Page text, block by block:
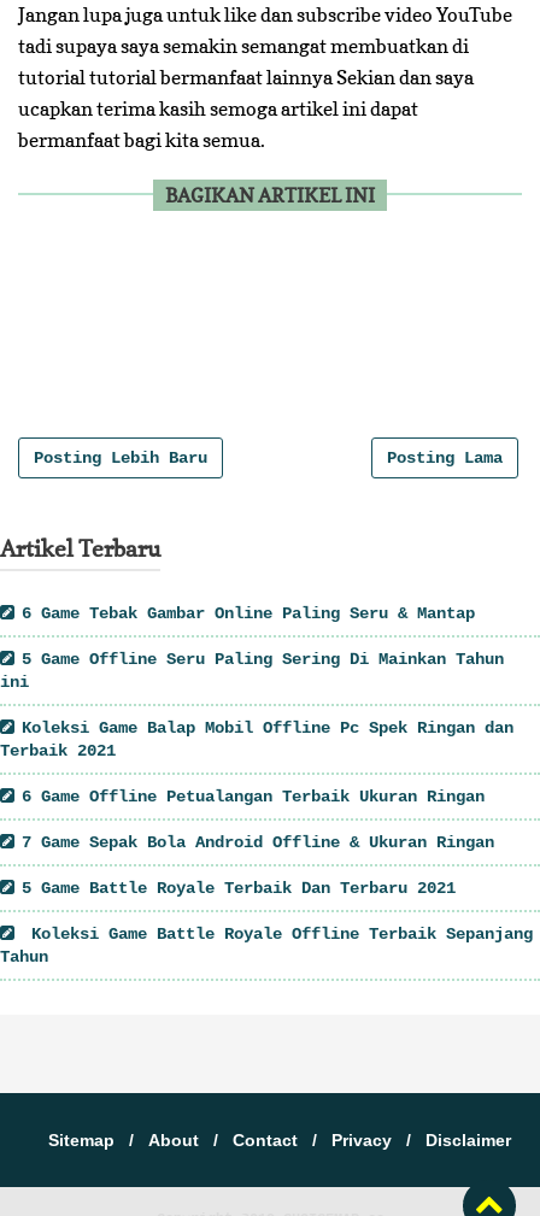
Jangan lupa juga untuk like dan subscribe video YouTube
tadi supaya saya semakin semangat membuatkan di
tutorial tutorial bermanfaat lainnya Sekian dan saya
ucapkan terima kasih semoga artikel ini dapat
bermanfaat bagi kita semua.
BAGIKAN ARTIKEL INI
Posting Lebih Baru Posting Lama
Artikel Terbaru
6 Game Tebak Gambar Online Paling Seru & Mantap
5 Game Offline Seru Paling Sering Di Mainkan Tahun
ini
Koleksi Game Balap Mobil Offline Pc Spek Ringan dan
Terbaik 2021
6 Game Offline Petualangan Terbaik Ukuran Ringan
7 Game Sepak Bola Android Offline & Ukuran Ringan
5 Game Battle Royale Terbaik Dan Terbaru 2021
Koleksi Game Battle Royale Offline Terbaik Sepanjang
Tahun
Sitemap About Contact Privacy Disclaimer